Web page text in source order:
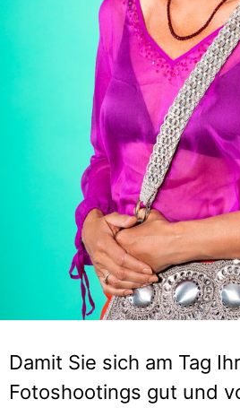
Damit Sie sich am Tag
Fotoshootings gut und